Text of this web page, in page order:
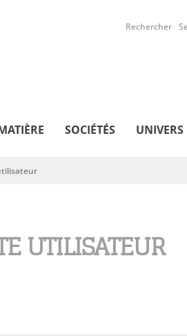
Rechercher
SOCIÉTÉS UNIVERS
UTILISATEUR